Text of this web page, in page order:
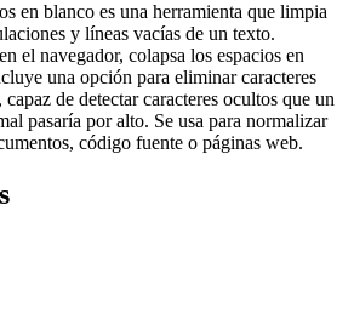
en blanco es una herramienta que limpia
y líneas vacías de un texto.
el navegador, colapsa los espacios en
una opción para eliminar caracteres
de detectar caracteres ocultos que un
pasaría por alto. Se usa para normalizar
código fuente o páginas web.